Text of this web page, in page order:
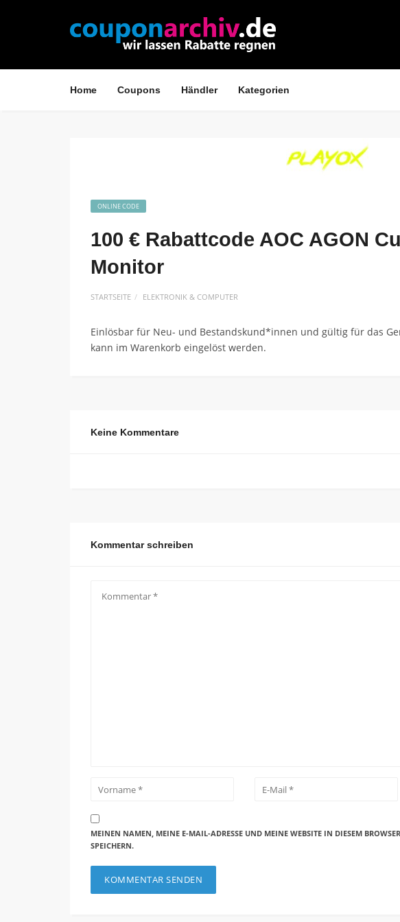
Home Coupons Händler Kategorien
ONLINE CODE
100 € Rabattcode AOC AGON
Monitor
STARTSEITE ELEKTRONIK & COMPUTER
Einlösbar für Neu- und Bestandskund*innen und gültig für das
kann im Warenkorb eingelöst werden.
Keine Kommentare
Kommentar schreiben
MEINEN NAMEN, MEINE E-MAIL-ADRESSE UND MEINE WEBSITE IN DIESEM
SPEICHERN.